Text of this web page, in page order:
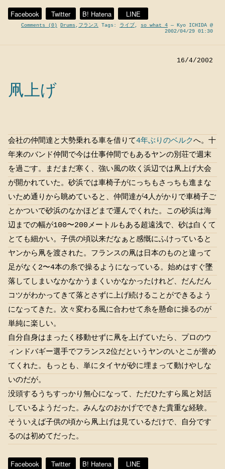
Facebook Twitter B! Hatena LINE
Comments (0) Drums , フランス Tags: ライブ, so what 4 — Kyo ICHIDA @
2002/04/29 01:30
16/4/2002
凧上げ
会社の仲間達と大勢乗れる車を借りて4年ぶりのベルクへ。十
年来のバンド仲間で今は仕事仲間でもあるヤンの別荘で週末
を過ごす。まだまだ寒く、強い風の吹く浜辺では凧上げ大会
が開かれていた。砂浜では車椅子がにっちもさっちも進まな
いため通りから眺めていると、仲間達が4人がかりで車椅子ご
とかついで砂浜のなかほどまで運んでくれた。この砂浜は海
辺までの幅が100〜200メートルもある超遠浅で、砂は白くて
とても細かい。子供の頃以来だなぁと感慨にふけっていると
ヤンから凧を渡された。フランスの凧は日本のものと違って
足がなく2〜4本の糸で操るようになっている。始めはすぐ墜
落してしまいなかなかうまくいかなかったけれど、だんだん
コツがわかってきて落とさずに上げ続けることができるよう
になってきた。次々変わる風に合わせて糸を懸命に操るのが
単純に楽しい。
自分自身はまったく移動せずに凧を上げていたら、プロのウ
ィンドバギー選手でフランス2位だというヤンのいとこが誉め
てくれた。もっとも、単にタイヤが砂に埋まって動けやしな
いのだが。
没頭するうちすっかり無心になって、ただひたすら風と対話
しているようだった。みんなのおかげでできた貴重な経験。
そういえば子供の頃から凧上げは見ているだけで、自分です
るのは初めてだった。
Facebook Twitter B! Hatena LINE